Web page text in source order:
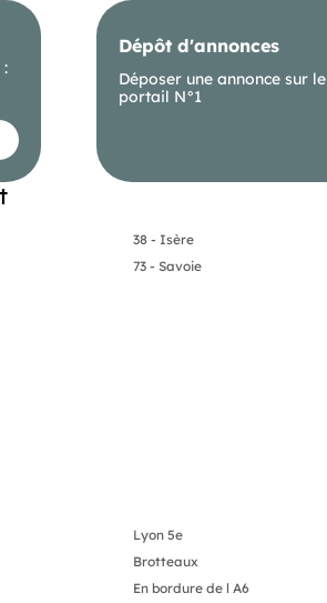
:
Dépôt d'annonces
Déposer une annonce sur le
portail N°1
38 - Isère
73 - Savoie
Lyon 5e
Brotteaux
En bordure de l A6